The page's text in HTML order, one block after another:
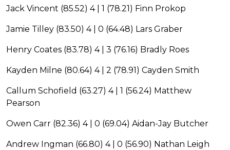
Jack Vincent (85.52) 4 | 1 (78.21) Finn Prokop
Jamie Tilley (83.50) 4 | 0 (64.48) Lars Graber
Henry Coates (83.78) 4 | 3 (76.16) Bradly Roes
Kayden Milne (80.64) 4 | 2 (78.91) Cayden Smith
Callum Schofield (63.27) 4 | 1 (56.24) Matthew
Pearson
Owen Carr (82.36) 4 | 0 (69.04) Aidan-Jay Butcher
Andrew Ingman (66.80) 4 | 0 (56.90) Nathan Leigh